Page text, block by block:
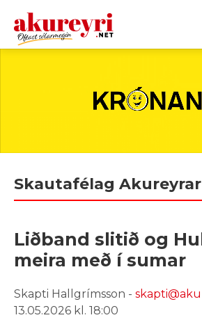
Skautafélag Akureyrar
Liðband slitið og
meira með í sumar
Skapti Hallgrímsson -
13.05.2026 kl. 18:00